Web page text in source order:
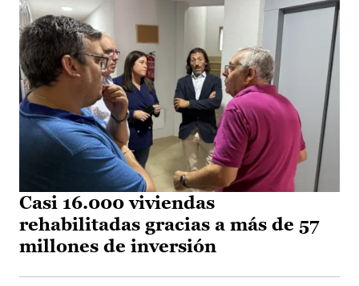
Casi 16.000 viviendas
rehabilitadas gracias a más de 57
millones de inversión